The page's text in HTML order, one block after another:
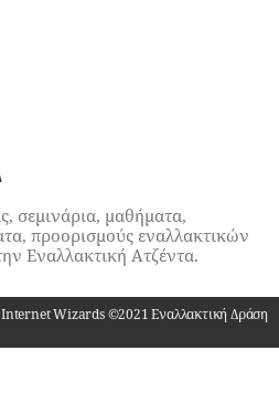
σεμινάρια, μαθήματα,
προορισμούς εναλλακτικών
Εναλλακτική Ατζέντα.
Wizards ©2021 Εναλλακτική Δράση